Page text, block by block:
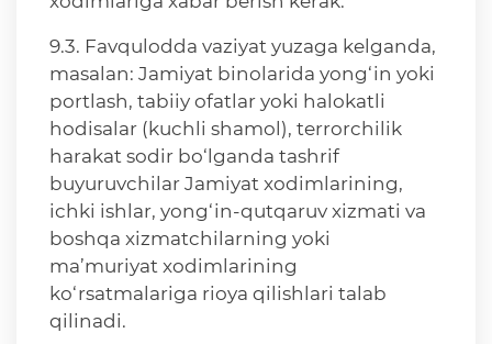
9.3. Favqulodda vaziyat yuzaga kelganda,
masalan: Jamiyat binolarida yong‘in yoki
portlash, tabiiy ofatlar yoki halokatli
hodisalar (kuchli shamol), terrorchilik
harakat sodir bo‘lganda tashrif
buyuruvchilar Jamiyat xodimlarining,
ichki ishlar, yong‘in-qutqaruv xizmati va
boshqa xizmatchilarning yoki
ma’muriyat xodimlarining
ko‘rsatmalariga rioya qilishlari talab
qilinadi.